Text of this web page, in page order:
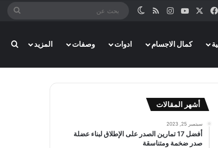
فيسبوك ‫YouTubeانستقرامملخص الموقع RSS
الوضع المظلم
كمال الاجسام ادوات وصفات المزيد
أشهر المقالات
سبتمبر 25, 2023
أفضل 17 تمارين الصدر على الإطلاق لبناء عضلة
صدر ضخمة ومتناسقة